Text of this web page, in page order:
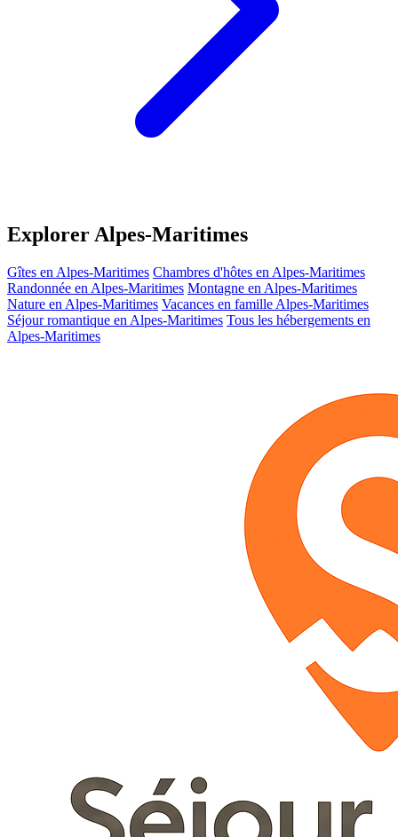
Explorer Alpes-Maritimes
Gîtes en Alpes-Maritimes Chambres d'hôtes en Alpes-Maritimes
Randonnée en Alpes-Maritimes Montagne en Alpes-Maritimes
Nature en Alpes-Maritimes Vacances en famille Alpes-Maritimes
Séjour romantique en Alpes-Maritimes Tous les hébergements en
Alpes-Maritimes